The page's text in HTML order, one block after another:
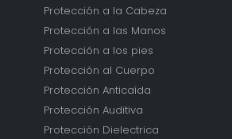
Protección a la Cabeza
Protección a las Manos
Protección a los pies
Protección al Cuerpo
Protección Anticaída
Protección Auditiva
Protección Dielectrica